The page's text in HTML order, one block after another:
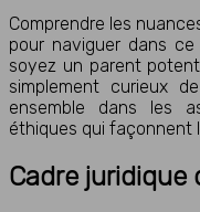
Comprendre les
pour naviguer dans
soyez un parent
simplement curieux
ensemble dans les
éthiques qui façonnent
Cadre juridique